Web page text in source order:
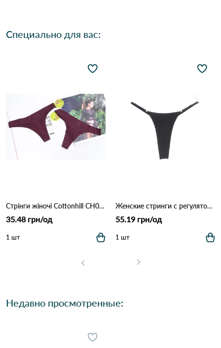
Специально для вас:
Стрінги жіночі Cottonhill CH0610 Марсала
35.48 грн/од
1 шт
Женские стринги с регуляторами 1501 Черный
55.19 грн/од
1 шт
Недавно просмотренные: